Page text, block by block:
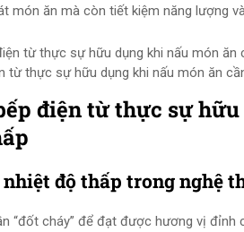
món ăn mà còn tiết kiệm năng lượng
từ thực sự hữu dụng khi nấu món ăn
điện từ thực sự
độ thấp trong nghệ
“đốt cháy” để đạt được hương vị đỉnh